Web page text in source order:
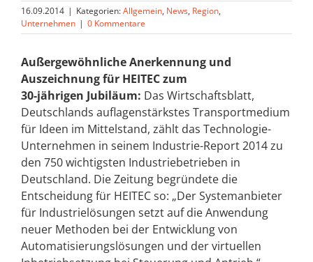
16.09.2014 | Kategorien:Allgemein, News, Region,
Unternehmen | 0 Kommentare
Außergewöhnliche Anerkennung und
Auszeichnung für HEITEC zum
30-jährigen Jubiläum: Das Wirtschaftsblatt,
Deutschlands auflagenstärkstes Transportmedium
für Ideen im Mittelstand, zählt das Technologie-
Unternehmen in seinem Industrie-Report 2014 zu
den 750 wichtigsten Industriebetrieben in
Deutschland. Die Zeitung begründete die
Entscheidung für HEITEC so: „Der Systemanbieter
für Industrielösungen setzt auf die Anwendung
neuer Methoden bei der Entwicklung von
Automatisierungslösungen und der virtuellen